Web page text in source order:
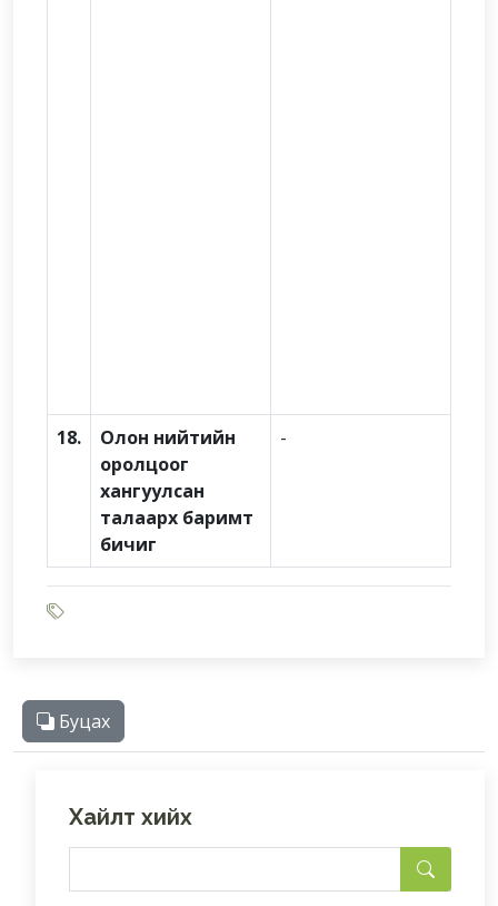
18.
Олон нийтийн
оролцоог
хангуулсан
талаарх баримт
бичиг
-
Буцах
Хайлт хийх